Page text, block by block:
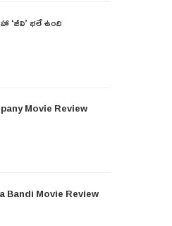
‘జీవి’ భలే ఉంది
Movie Review
Bandi Movie Review